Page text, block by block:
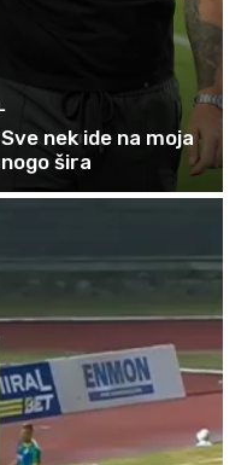
nek ide na moja
šira